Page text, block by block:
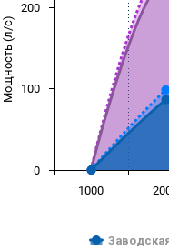
Мощность (л/с)
1000
0
100
200